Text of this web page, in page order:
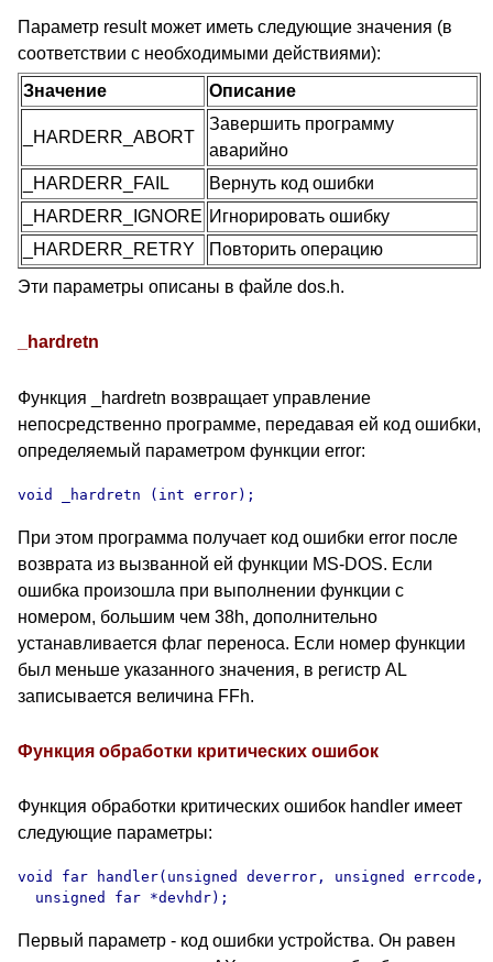
Параметр result может иметь следующие значения (в
соответствии с необходимыми действиями):
Значение
Описание
_HARDERR_ABORT
Завершить программу
аварийно
_HARDERR_FAIL
Вернуть код ошибки
_HARDERR_IGNORE Игнорировать ошибку
_HARDERR_RETRY
Повторить операцию
Эти параметры описаны в файле dos.h.
_hardretn
Функция _hardretn возвращает управление
непосредственно программе, передавая ей код ошибки,
определяемый параметром функции error:
void _hardretn (int error);
При этом программа получает код ошибки error после
возврата из вызванной ей функции MS-DOS. Если
ошибка произошла при выполнении функции с
номером, большим чем 38h, дополнительно
устанавливается флаг переноса. Если номер функции
был меньше указанного значения, в регистр AL
записывается величина FFh.
Функция обработки критических ошибок
Функция обработки критических ошибок handler имеет
следующие параметры:
void far handler(unsigned deverror, unsigned errcode,
  unsigned far *devhdr);
Первый параметр - код ошибки устройства. Он равен